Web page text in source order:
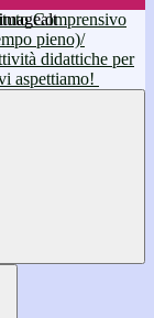
Comprensivo
pieno)/
didattiche per
aspettiamo!